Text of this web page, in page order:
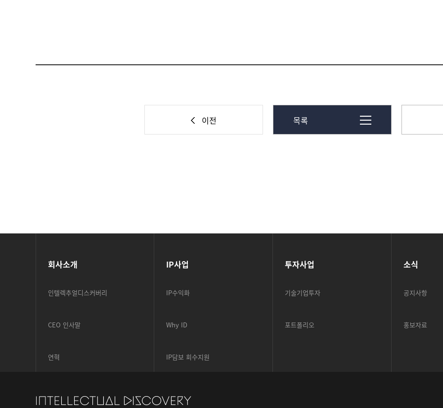
이전 목록
회사소개
인텔렉추얼디스커버리
CEO 인사말
연혁
IP사업
IP수익화
Why ID
IP담보 회수지원
투자사업
기술기업투자
포트폴리오
소식
공지사항
홍보자료